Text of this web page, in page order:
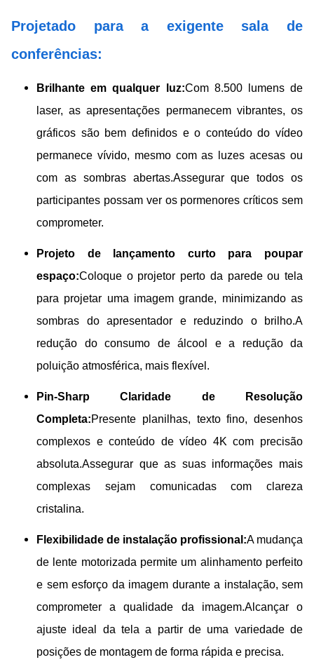
Projetado para a exigente sala de
conferências:
Brilhante em qualquer luz:Com 8.500 lumens de
laser, as apresentações permanecem vibrantes, os
gráficos são bem definidos e o conteúdo do vídeo
permanece vívido, mesmo com as luzes acesas ou
com as sombras abertas.Assegurar que todos os
participantes possam ver os pormenores críticos sem
comprometer.
Projeto de lançamento curto para poupar
espaço:Coloque o projetor perto da parede ou tela
para projetar uma imagem grande, minimizando as
sombras do apresentador e reduzindo o brilho.A
redução do consumo de álcool e a redução da
poluição atmosférica, mais flexível.
Pin-Sharp Claridade de Resolução
Completa:Presente planilhas, texto fino, desenhos
complexos e conteúdo de vídeo 4K com precisão
absoluta.Assegurar que as suas informações mais
complexas sejam comunicadas com clareza
cristalina.
Flexibilidade de instalação profissional:A mudança
de lente motorizada permite um alinhamento perfeito
e sem esforço da imagem durante a instalação, sem
comprometer a qualidade da imagem.Alcançar o
ajuste ideal da tela a partir de uma variedade de
posições de montagem de forma rápida e precisa.